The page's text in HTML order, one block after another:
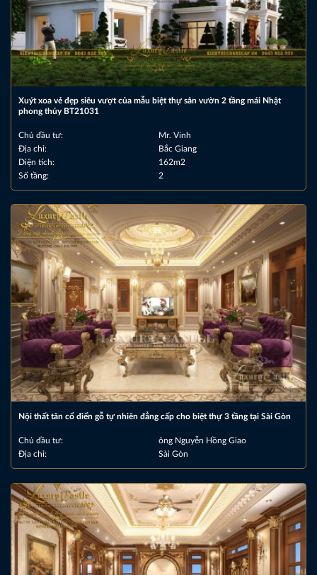
Xuýt xoa vẻ đẹp siêu vượt của mẫu biệt thự sân vườn 2 tầng mái Nhật
phong thủy BT21031
Chủ đầu tư:
Mr. Vinh
Địa chỉ:
Bắc Giang
Diện tích:
162m2
Số tầng:
2
Nội thất tân cổ điển gỗ tự nhiên đẳng cấp cho biệt thự 3 tầng tại Sài Gòn
Chủ đầu tư:
ông Nguyễn Hồng Giao
Địa chỉ:
Sài Gòn